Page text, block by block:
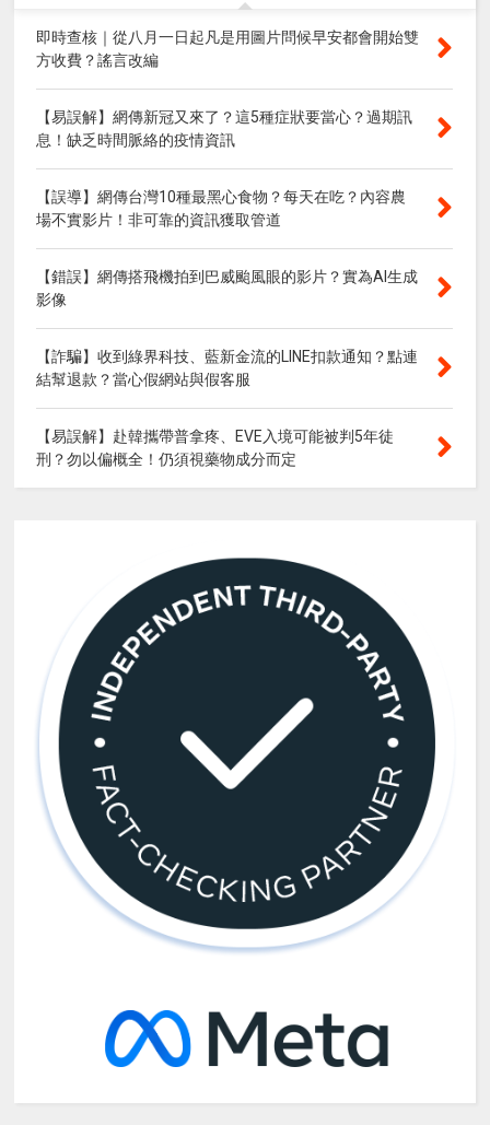
即時查核｜從八月一日起凡是用圖片問候早安都會開始雙
方收費？謠言改編
【易誤解】網傳新冠又來了？這5種症狀要當心？過期訊
息！缺乏時間脈絡的疫情資訊
【誤導】網傳台灣10種最黑心食物？每天在吃？內容農
場不實影片！非可靠的資訊獲取管道
【錯誤】網傳搭飛機拍到巴威颱風眼的影片？實為AI生成
影像
【詐騙】收到綠界科技、藍新金流的LINE扣款通知？點連
結幫退款？當心假網站與假客服
【易誤解】赴韓攜帶普拿疼、EVE入境可能被判5年徒
刑？勿以偏概全！仍須視藥物成分而定